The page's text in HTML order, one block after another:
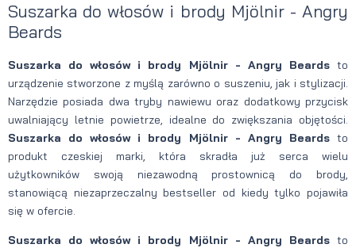
Suszarka do włosów i brody Mjölnir - Angry
Beards
Suszarka do włosów i brody Mjölnir - Angry Beardsto
urządzenie stworzone z myślą zarówno o suszeniu, jak i stylizacji.
Narzędzie posiada dwa tryby nawiewu oraz dodatkowy przycisk
uwalniający letnie powietrze, idealne do zwiększania objętości.
Suszarka do włosów i brody Mjölnir - Angry Beards to
produkt czeskiej marki, która skradła już serca wielu
użytkowników swoją niezawodną prostownicą do brody,
stanowiącą niezaprzeczalny bestseller od kiedy tylko pojawiła
się w ofercie.
Suszarka do włosów i brody Mjölnir - Angry Beards to